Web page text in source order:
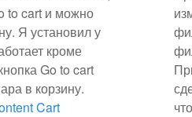
to cart и можно
Я установил у
кроме
Go to cart
в корзину.
Cart